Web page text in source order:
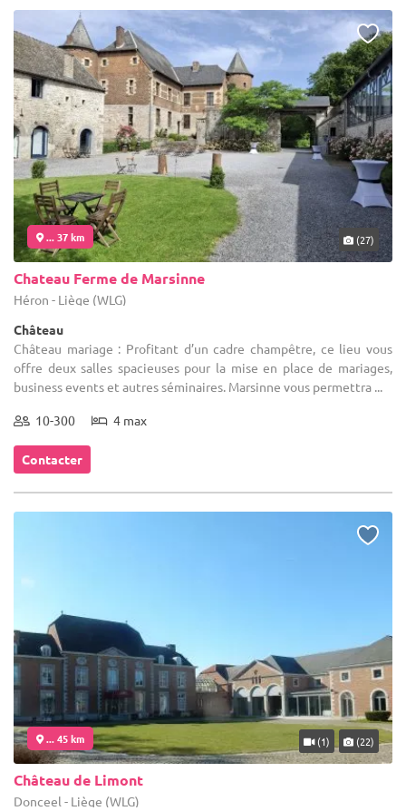
... 37 km (27)
Chateau Ferme de Marsinne
Héron - Liège (WLG)
Château
Château mariage : Profitant d’un cadre champêtre, ce lieu vous
offre deux salles spacieuses pour la mise en place de mariages,
business events et autres séminaires. Marsinne vous permettra ...
10-300 4 max
Contacter
... 45 km (1) (22)
Château de Limont
Donceel - Liège (WLG)